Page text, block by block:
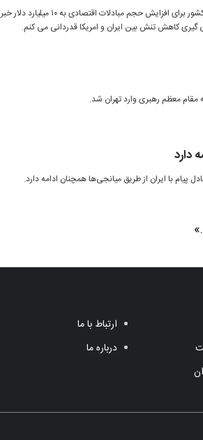
وزیر کشور با اشاره به روابط برادرانه ایران و پاکستان، از توافق دو کشور برای افزایش حجم مبادلات اقتصادی به ۱۰ میلیارد دلار خبر
کاهش تنش بین ایران و امریکا قدردانی می کنم.
مقام معظم رهبری وارد تهران شد.
دارد
پیام با ایران از طریق میانجی‌ها همچنان ادامه دارد.
»
ارتباط با ما
درباره ما